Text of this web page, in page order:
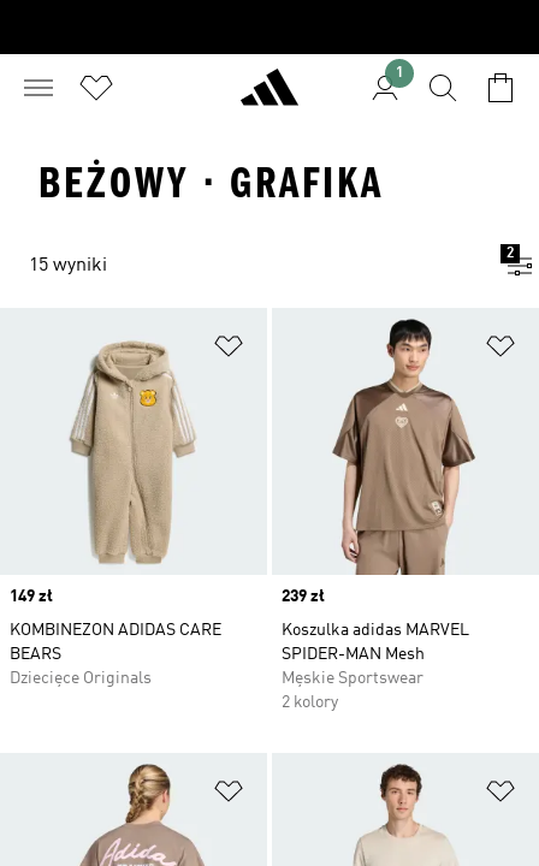
1
BEŻOWY · GRAFIKA
15 wyniki
2
Dodaj do listy życzeń
Price
149 zł
KOMBINEZON ADIDAS CARE
BEARS
Dziecięce Originals
Price
239 zł
Koszulka adidas MARVEL
SPIDER-MAN Mesh
Męskie Sportswear
2 kolory
Dodaj do listy życzeń